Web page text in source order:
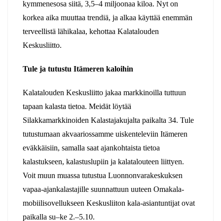
kymmenesosa siitä, 3,5–4 miljoonaa kiloa. Nyt on
korkea aika muuttaa trendiä, ja alkaa käyttää enemmän
terveellistä lähikalaa, kehottaa Kalatalouden
Keskusliitto.
Tule ja tutustu Itämeren kaloihin
Kalatalouden Keskusliitto jakaa markkinoilla tuttuun
tapaan kalasta tietoa. Meidät löytää
Silakkamarkkinoiden Kalastajakujalta paikalta 34. Tule
tutustumaan akvaariossamme uiskenteleviin Itämeren
eväkkäisiin, samalla saat ajankohtaista tietoa
kalastukseen, kalastuslupiin ja kalatalouteen liittyen.
Voit muun muassa tutustua Luonnonvarakeskuksen
vapaa-ajankalastajille suunnattuun uuteen Omakala-
mobiilisovellukseen Keskusliiton kala-asiantuntijat ovat
paikalla su–ke 2.–5.10.